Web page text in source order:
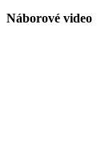
Náborové video